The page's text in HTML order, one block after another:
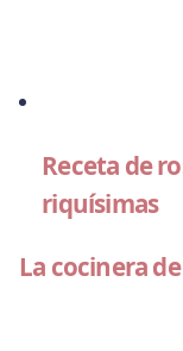
Receta de
riquísimas
La cocinera